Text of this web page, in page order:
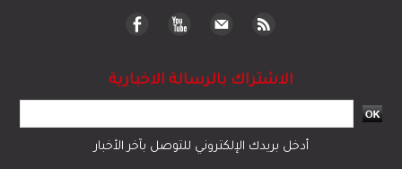
الاشتراك بالرسالة الاخبارية
أدخل بريدك الإلكتروني للتوصل بآخر الأخبار